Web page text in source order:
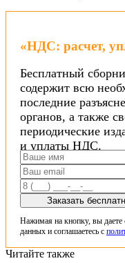
«НДС: расчет,
Бесплатный
содержит всю
последние
органов, а также
периодические
и уплаты НДС.
Заказать
Нажимая на кнопку, вы даете
данных и соглашаетесь с
Читайте также